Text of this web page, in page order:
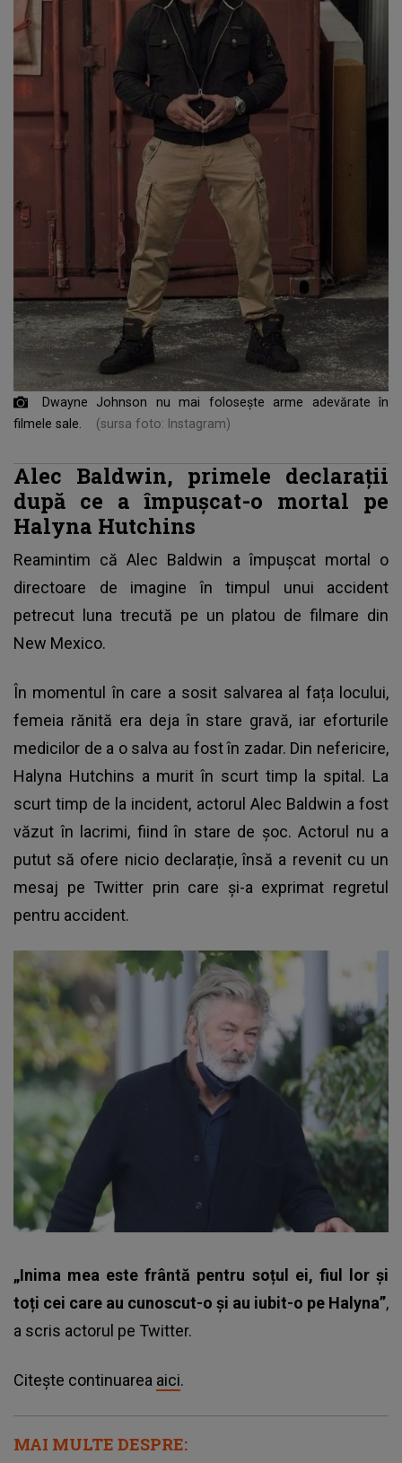
Dwayne Johnson nu mai folosește arme adevărate în
filmele sale.
(sursa foto: Instagram)
Alec Baldwin, primele declarații
după ce a împușcat-o mortal pe
Halyna Hutchins
Reamintim căAlec Baldwin a împuşcat mortal o
directoare de imagine în timpul unui accident
petrecut luna trecută pe un platou de filmare din
New Mexico.
În momentul în care a sosit salvarea al fața locului,
femeia rănită era deja în stare gravă, iar eforturile
medicilor de a o salva au fost în zadar. Din nefericire,
Halyna Hutchins a murit în scurt timp la spital. La
scurt timp de la incident, actorul Alec Baldwin a fost
văzut în lacrimi, fiind în stare de șoc. Actorul nu a
putut să ofere nicio declarație, însă a revenit cu un
mesaj pe Twitter prin care și-a exprimat regretul
pentru accident.
„Inima mea este frântă pentru soțul ei, fiul lor și
toți cei care au cunoscut-o și au iubit-o pe Halyna”,
a scris actorul pe Twitter.
Citește continuarea aici.
MAI MULTE DESPRE: